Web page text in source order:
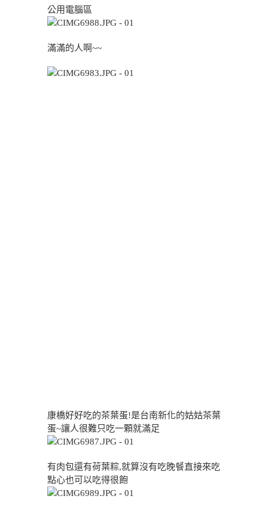
公用電腦區
滿滿的人啊~~
康橋好好吃的茶葉蛋!是台南新化的姑姑茶葉
蛋~讓人很難只吃一顆就滿足
有肉包還有荷葉粽,就算沒有吃晚餐直接來吃
點心也可以吃得很飽